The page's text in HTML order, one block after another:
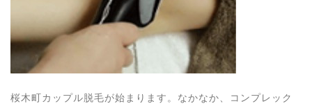
桜木町カップル脱毛が始まります。なかなか、コンプレック